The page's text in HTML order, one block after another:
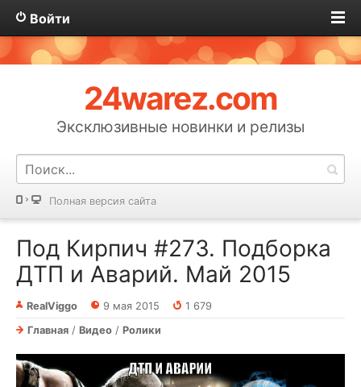
Войти
24warez.com
Эксклюзивные новинки и релизы
Полная версия сайта
Под Кирпич #273. Подборка
ДТП и Аварий. Май 2015
RealViggo 9 мая 2015
1 679
Главная / Видео / Ролики